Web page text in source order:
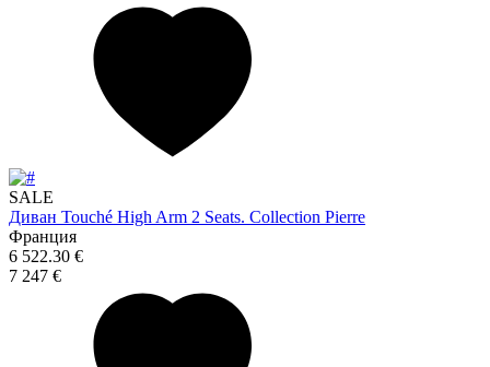
SALE
Диван Touché High Arm 2 Seats. Collection Pierre
Франция
6 522.30 €
7 247 €